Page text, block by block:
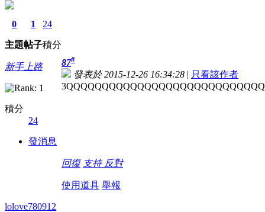
0
主題
1
帖子
24
積分
新手上路
積分
24
發消息
87#
發表於 2015-12-26 16:34:28 | 只看該作者
回復 支持 反對
使用道具 舉報
lolove780912